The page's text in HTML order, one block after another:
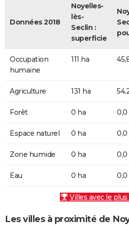
Données 2018
Noyelles-
lès-
Seclin :
superficie
Occupation
humaine
111 ha
Agriculture 131 ha
Forêt 0 ha 0,0
Espace naturel 0 ha 0,0
Zone humide 0 ha 0,0
Eau 0 ha 0,0
Villes avec le
Les villes à proximité de